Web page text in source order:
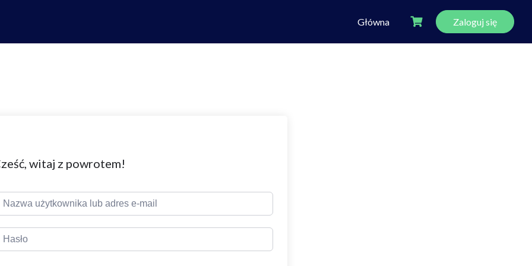
Główna Zaloguj się
witaj z powrotem!